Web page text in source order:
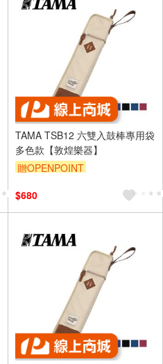
TAMA TSB12 六雙入鼓棒專用袋
多色款【敦煌樂器】
贈OPENPOINT
$680